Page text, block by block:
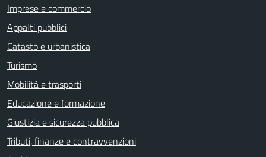
Imprese e commercio
Appalti pubblici
Catasto e urbanistica
Turismo
Mobilità e trasporti
Educazione e formazione
Giustizia e sicurezza pubblica
Tributi, finanze e contravvenzioni